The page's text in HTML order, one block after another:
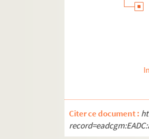
Affiches diverses
Citer ce document :